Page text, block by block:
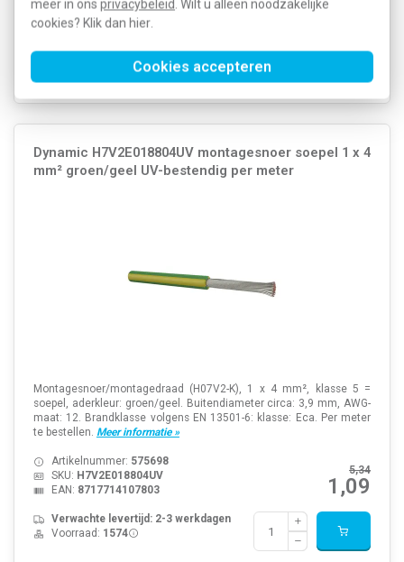
meer in ons privacybeleid. Wilt u alleen noodzakelijke
cookies? Klik dan hier.
Cookies accepteren
100,98
SKU: H7V2E018804D
EAN:8717714100804
Voor 21u besteld, morgen in huis*
Dynamic H7V2E018804UV montagesnoer soepel 1 x 4
mm² groen/geel UV-bestendig per meter
Montagesnoer/montagedraad (H07V2-K), 1 x 4 mm², klasse 5 =
soepel, aderkleur: groen/geel. Buitendiameter circa: 3,9 mm, AWG-
maat: 12. Brandklasse volgens EN 13501-6: klasse: Eca. Per meter
te bestellen. Meer informatie »
5,34
1,09
Artikelnummer: 575698
SKU: H7V2E018804UV
EAN: 8717714107803
Verwachte levertijd: 2-3 werkdagen
Voorraad: 1574